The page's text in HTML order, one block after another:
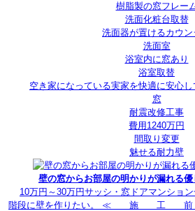
樹脂製の窓フレー
洗面化粧台取替
洗面器が置けるカウン
洗面室
浴室内に窓あり
浴室取替
空き家になっている実家を快適に安心
窓
耐震改修工事
費用1240万円
間取り変更
魅せる耐力壁
壁の窓からお部屋の明かりが漏れる
10万円～30万円サッシ・窓 ドアマンション
階段に壁を作りたい。 ≪